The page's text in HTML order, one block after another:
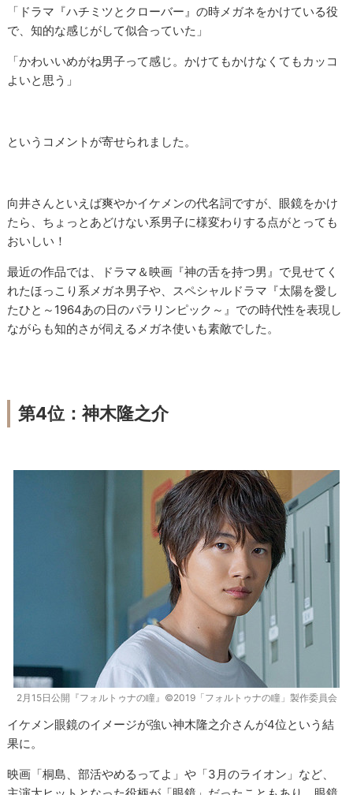
「ドラマ『ハチミツとクローバー』の時メガネをかけている役
で、知的な感じがして似合っていた」
「かわいいめがね男子って感じ。かけてもかけなくてもカッコ
よいと思う」
というコメントが寄せられました。
向井さんといえば爽やかイケメンの代名詞ですが、眼鏡をかけ
たら、ちょっとあどけない系男子に様変わりする点がとっても
おいしい！
最近の作品では、ドラマ＆映画『神の舌を持つ男』で見せてく
れたほっこり系メガネ男子や、スペシャルドラマ『太陽を愛し
たひと～1964あの日のパラリンピック～』での時代性を表現し
ながらも知的さが伺えるメガネ使いも素敵でした。
第4位：神木隆之介
2月15日公開『フォルトゥナの瞳』©2019「フォルトゥナの瞳」製作委員会
イケメン眼鏡のイメージが強い神木隆之介さんが4位という結
果に。
映画「桐島、部活やめるってよ」や「3月のライオン」など、